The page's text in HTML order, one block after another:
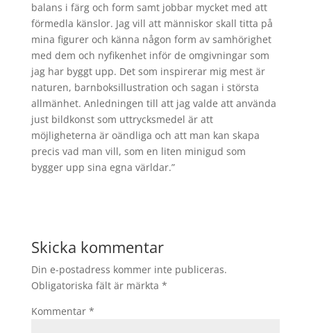
balans i färg och form samt jobbar mycket med att
förmedla känslor. Jag vill att människor skall titta på
mina figurer och känna någon form av samhörighet
med dem och nyfikenhet inför de omgivningar som
jag har byggt upp. Det som inspirerar mig mest är
naturen, barnboksillustration och sagan i största
allmänhet. Anledningen till att jag valde att använda
just bildkonst som uttrycksmedel är att
möjligheterna är oändliga och att man kan skapa
precis vad man vill, som en liten minigud som
bygger upp sina egna världar.”
Skicka kommentar
Din e-postadress kommer inte publiceras.
Obligatoriska fält är märkta *
Kommentar *